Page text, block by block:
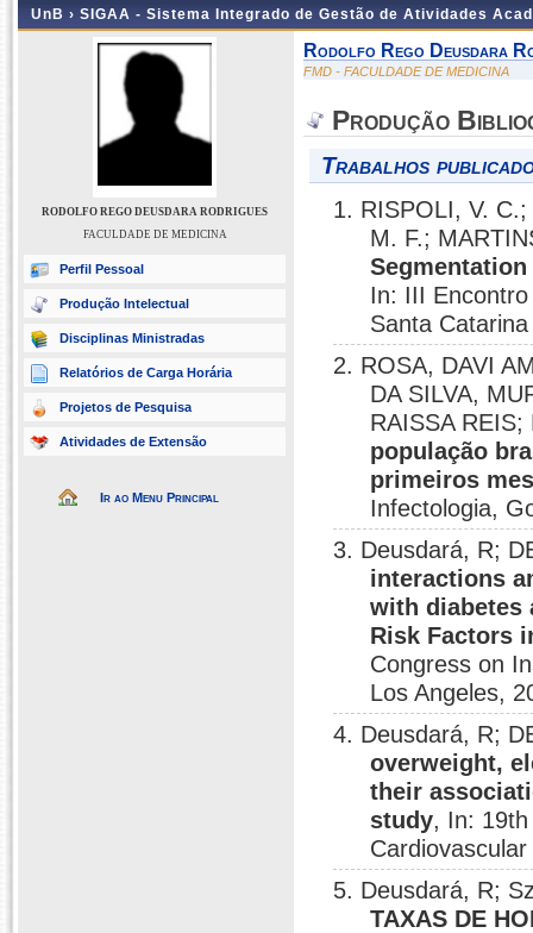
UnB › SIGAA - Sistema Integrado de Gestão de Atividades
RODOLFO REGO DEUSDARA RODRIGUES
FACULDADE DE MEDICINA
Perfil Pessoal
Produção Intelectual
Disciplinas Ministradas
Relatórios de Carga Horária
Projetos de Pesquisa
Atividades de Extensão
Ir ao Menu Principal
Rodolfo Rego Deusdara
FMD - FACULDADE DE MEDICINA
Produção
Trabalhos
1. RISPOLI, V.
M. F.;
In: III
Santa
2. ROSA, DAVI
DA SILVA,
RAISSA
população
primeiros
Infectologia,
3. Deusdará, R;
interactions
with diabetes
Risk Factors
Congress on
Los Angeles,
4. Deusdará, R;
overweight,
their
study, In:
5. Deusdará, R;
TAXAS DE